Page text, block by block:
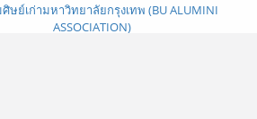
ษย์เก่ามหาวิทยาลัยกรุงเทพ (BU ALUMINI
ASSOCIATION)